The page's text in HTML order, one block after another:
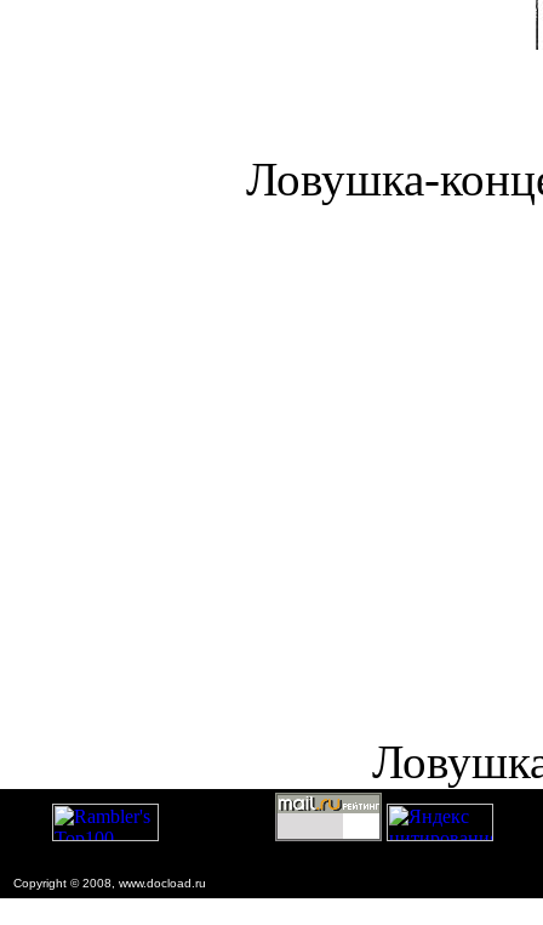
Ловушка-
Copyright © 2008, www.docload.ru